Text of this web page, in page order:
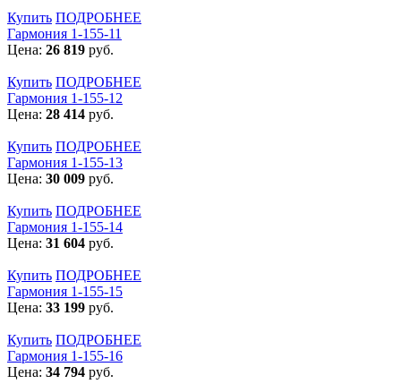
Купить ПОДРОБНЕЕ
Гармония 1-155-11
Цена: 26 819 руб.
Купить ПОДРОБНЕЕ
Гармония 1-155-12
Цена: 28 414 руб.
Купить ПОДРОБНЕЕ
Гармония 1-155-13
Цена: 30 009 руб.
Купить ПОДРОБНЕЕ
Гармония 1-155-14
Цена: 31 604 руб.
Купить ПОДРОБНЕЕ
Гармония 1-155-15
Цена: 33 199 руб.
Купить ПОДРОБНЕЕ
Гармония 1-155-16
Цена: 34 794 руб.